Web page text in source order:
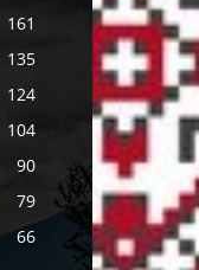
161
135
124
104
90
79
66